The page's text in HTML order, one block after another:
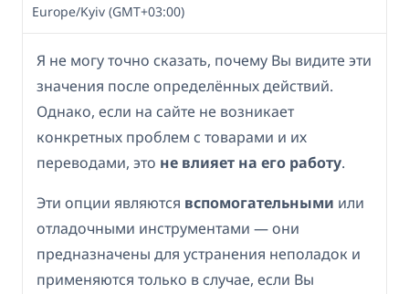
Europe/Kyiv (GMT+03:00)
Я не могу точно сказать, почему Вы видите эти
значения после определённых действий.
Однако, если на сайте не возникает
конкретных проблем с товарами и их
переводами, это не влияет на его работу.
Эти опции являются вспомогательными или
отладочными инструментами — они
предназначены для устранения неполадок и
применяются только в случае, если Вы